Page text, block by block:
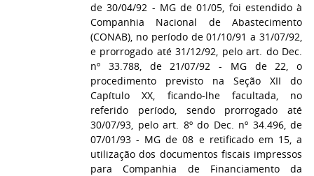
de 30/04/92 - MG de 01/05, foi estendido à
Companhia Nacional de Abastecimento
(CONAB), no período de 01/10/91 a 31/07/92,
e prorrogado até 31/12/92, pelo art. do Dec.
nº 33.788, de 21/07/92 - MG de 22, o
procedimento previsto na Seção XII do
Capítulo XX, ficando-lhe facultada, no
referido período, sendo prorrogado até
30/07/93, pelo art. 8º do Dec. nº 34.496, de
07/01/93 - MG de 08 e retificado em 15, a
utilização dos documentos fiscais impressos
para Companhia de Financiamento da